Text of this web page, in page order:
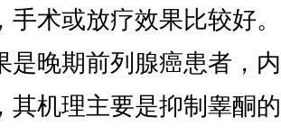
手术或放疗效果比较好
是晚期前列腺癌患者，
其机理主要是抑制睾酮